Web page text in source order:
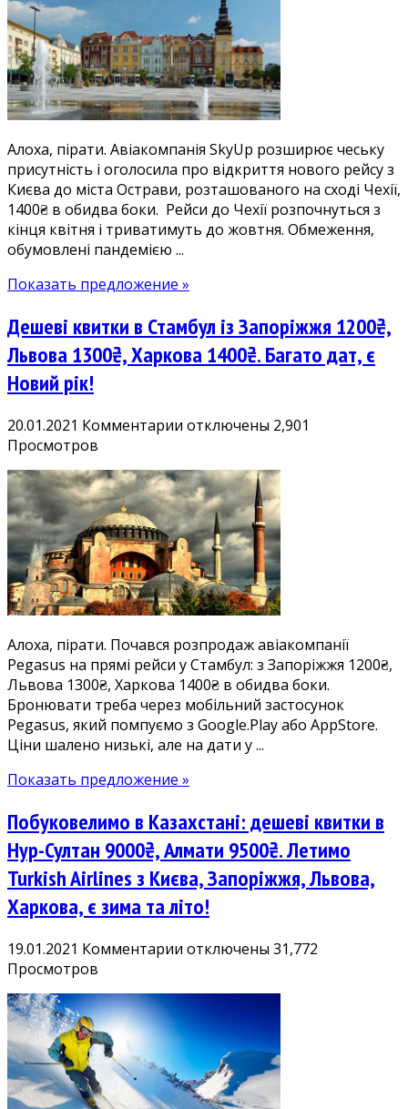
Дешеві
квитки
Київ
—
Острава
у
квітні-
жовтні
Алоха, пірати. Авіакомпанія SkyUp розширює чеську
присутність і оголосила про відкриття нового рейсу з
Києва до міста Острави, розташованого на сході Чехії,
1400₴ в обидва боки. Рейси до Чехії розпочнуться з
кінця квітня і триватимуть до жовтня. Обмеження,
обумовлені пандемією ...
Показать предложение »
Дешеві квитки в Стамбул із Запоріжжя 1200₴,
Львова 1300₴, Харкова 1400₴. Багато дат, є
Новий рік!
20.01.2021 Комментарии к
квитки
в
Стамбул
із
Запоріжжя
1200₴,
Львова
Харкова
1400₴.
Багато
дат,
є
Новий
отключены 2,901
Просмотров
Алоха, пірати. Почався розпродаж авіакомпанії
Pegasus на прямі рейси у Стамбул: з Запоріжжя 1200₴,
Львова 1300₴, Харкова 1400₴ в обидва боки.
Бронювати треба через мобільний застосунок
Pegasus, який помпуємо з Google.Play або AppStore.
Ціни шалено низькі, але на дати у ...
Показать предложение »
Побуковелимо в Казахстані: дешеві квитки в
Нур-Султан 9000₴, Алмати 9500₴. Летимо
Turkish Airlines з Києва, Запоріжжя, Львова,
Харкова, є зима та літо!
19.01.2021 Комментарии к
в
Казахстані:
дешеві
квитки
в
отключены 31,772
Просмотров